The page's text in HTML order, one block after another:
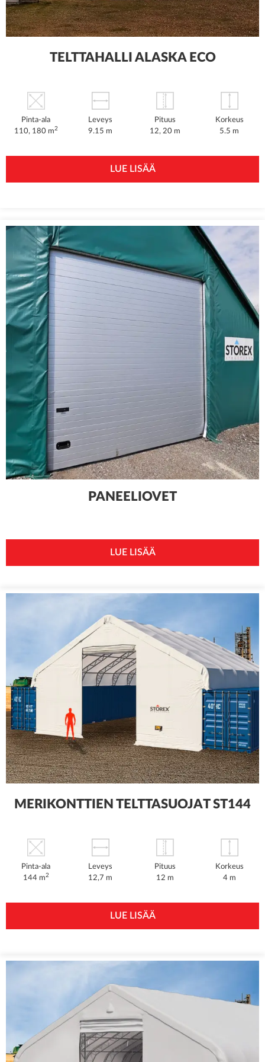
TELTTAHALLI ALASKA ECO
Pinta-ala
110, 180 m2
Leveys
9.15 m
Pituus
12, 20 m
Korkeus
5.5 m
LUE LISÄÄ
PANEELIOVET
LUE LISÄÄ
MERIKONTTIEN TELTTASUOJAT ST144
Pinta-ala
144 m2
Leveys
12,7 m
Pituus
12 m
Korkeus
4 m
LUE LISÄÄ